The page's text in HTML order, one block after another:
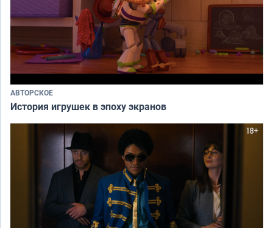
АВТОРСКОЕ
История игрушек в эпоху экранов